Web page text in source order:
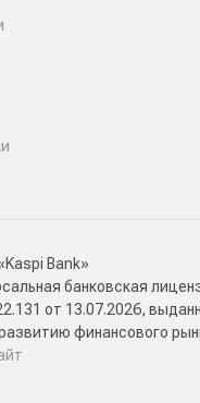
Bank»
банковская
от 13.07.2026,
финансового